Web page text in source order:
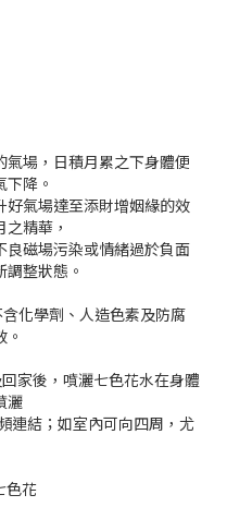
場，日積月累之下身體便
降。
好氣場達至添財增姻緣的效
精華，
磁場污染或情緒過於負面
整狀態。
化學劑、人造色素及防腐
家後，噴灑七色花水在身體
灑
如室內可向四周，尤
色花